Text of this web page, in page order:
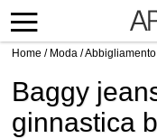
Home / Moda /
Baggy
ginnastica